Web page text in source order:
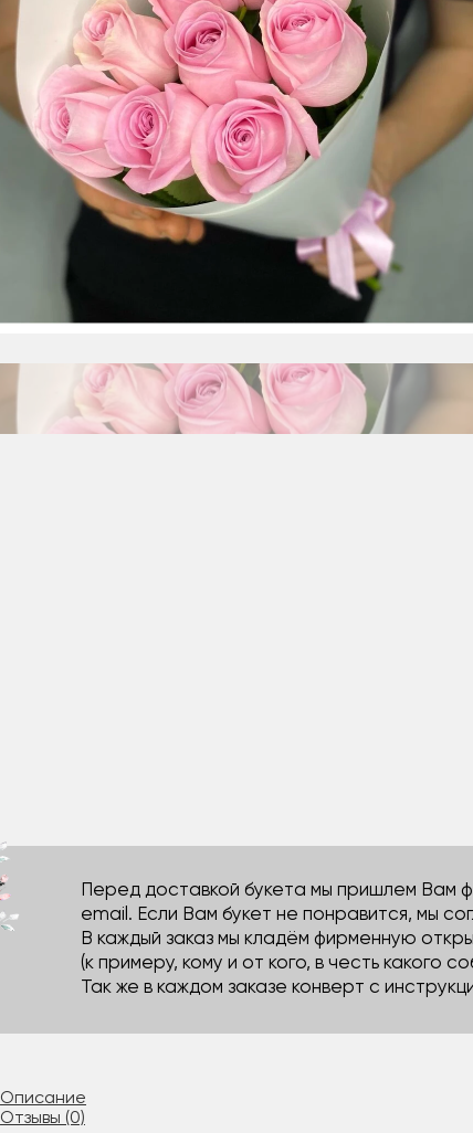
Перед доставкой букета мы пришлем Вам
email. Если Вам букет не понравится, мы
В каждый заказ мы кладём фирменную
(к примеру, кому и от кого, в честь какого
Так же в каждом заказе конверт с
Описание
Отзывы (0)